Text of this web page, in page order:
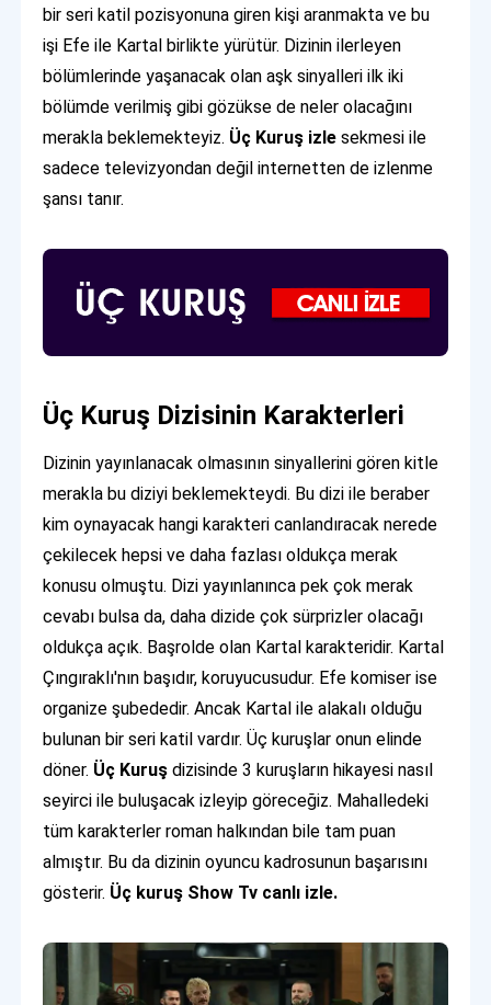
bir seri katil pozisyonuna giren kişi aranmakta ve bu
işi Efe ile Kartal birlikte yürütür. Dizinin ilerleyen
bölümlerinde yaşanacak olan aşk sinyalleri ilk iki
bölümde verilmiş gibi gözükse de neler olacağını
merakla beklemekteyiz. Üç Kuruş izle sekmesi ile
sadece televizyondan değil internetten de izlenme
şansı tanır.
Üç Kuruş Dizisinin Karakterleri
Dizinin yayınlanacak olmasının sinyallerini gören kitle
merakla bu diziyi beklemekteydi. Bu dizi ile beraber
kim oynayacak hangi karakteri canlandıracak nerede
çekilecek hepsi ve daha fazlası oldukça merak
konusu olmuştu. Dizi yayınlanınca pek çok merak
cevabı bulsa da, daha dizide çok sürprizler olacağı
oldukça açık. Başrolde olan Kartal karakteridir. Kartal
Çıngıraklı'nın başıdır, koruyucusudur. Efe komiser ise
organize şubededir. Ancak Kartal ile alakalı olduğu
bulunan bir seri katil vardır. Üç kuruşlar onun elinde
döner. Üç Kuruş dizisinde 3 kuruşların hikayesi nasıl
seyirci ile buluşacak izleyip göreceğiz. Mahalledeki
tüm karakterler roman halkından bile tam puan
almıştır. Bu da dizinin oyuncu kadrosunun başarısını
gösterir. Üç kuruş Show Tv canlı izle.